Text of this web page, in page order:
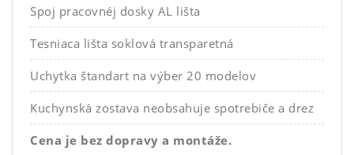
Spoj pracovnéj dosky AL lišta
Tesniaca lišta soklová transparetná
Uchytka štandart na výber 20 modelov
Kuchynská zostava neobsahuje spotrebiče a drez
Cena je bez dopravy a montáže.